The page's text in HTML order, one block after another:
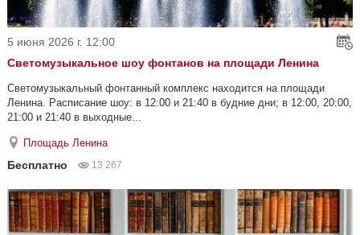
5 июня 2026 г. 12:00
Светомузыкальное шоу фонтанов на площади Ленина
Светомузыкальный фонтанный комплекс находится на площади
Ленина. Расписание шоу: в 12:00 и 21:40 в будние дни; в 12:00, 20:00,
21:00 и 21:40 в выходные...
Площадь Ленина
Бесплатно 13 267